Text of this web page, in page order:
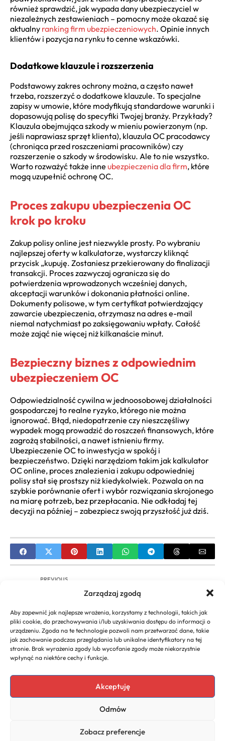
Zarządzaj zgodą
Aby zapewnić jak najlepsze wrażenia, korzystamy z technologii, takich jak
pliki cookie, do przechowywania i/lub uzyskiwania dostępu do informacji o
urządzeniu. Zgoda na te technologie pozwoli nam przetwarzać dane, takie
jak zachowanie podczas przeglądania lub unikalne identyfikatory na tej
stronie. Brak wyrażenia zgody lub wycofanie zgody może niekorzystnie
wpłynąć na niektóre cechy i funkcje.
Akceptuję
Odmów
Zobacz preferencje
również sprawdzić, jak wypada dany ubezpieczyciel w
niezależnych zestawieniach – pomocny może okazać się
aktualny ranking firm ubezpieczeniowych. Opinie innych
klientów i pozycja na rynku to cenne wskazówki.
Dodatkowe klauzule i rozszerzenia
Podstawowy zakres ochrony można, a często nawet
trzeba, rozszerzyć o dodatkowe klauzule. To specjalne
zapisy w umowie, które modyfikują standardowe warunki i
dopasowują polisę do specyfiki Twojej branży. Przykłady?
Klauzula obejmująca szkody w mieniu powierzonym (np.
jeśli naprawiasz sprzęt klienta), klauzula OC pracodawcy
(chroniąca przed roszczeniami pracowników) czy
rozszerzenie o szkody w środowisku. Ale to nie wszystko.
Warto rozważyć także inne ubezpieczenia dla firm, które
mogą uzupełnić ochronę OC.
Proces zakupu ubezpieczenia OC
krok po kroku
Zakup polisy online jest niezwykle prosty. Po wybraniu
najlepszej oferty w kalkulatorze, wystarczy kliknąć
przycisk „kupuję. Zostaniesz przekierowany do finalizacji
transakcji. Proces zazwyczaj ogranicza się do
potwierdzenia wprowadzonych wcześniej danych,
akceptacji warunków i dokonania płatności online.
Dokumenty polisowe, w tym certyfikat potwierdzający
zawarcie ubezpieczenia, otrzymasz na adres e-mail
niemal natychmiast po zaksięgowaniu wpłaty. Całość
może zająć nie więcej niż kilkanaście minut.
Bezpieczny biznes z odpowiednim
ubezpieczeniem OC
Odpowiedzialność cywilna w jednoosobowej działalności
gospodarczej to realne ryzyko, którego nie można
ignorować. Błąd, niedopatrzenie czy nieszczęśliwy
wypadek mogą prowadzić do roszczeń finansowych, które
zagrożą stabilności, a nawet istnieniu firmy.
Ubezpieczenie OC to inwestycja w spokój i
bezpieczeństwo. Dzięki narzędziom takim jak kalkulator
OC online, proces znalezienia i zakupu odpowiedniej
polisy stał się prostszy niż kiedykolwiek. Pozwala on na
szybkie porównanie ofert i wybór rozwiązania skrojonego
na miarę potrzeb, bez przepłacania. Nie odkładaj tej
decyzji na później – zabezpiecz swoją przyszłość już dziś.
PREVIOUS
Siedziba firmy Apart w Suchym Lesie: Adres i
NEXT
Rieker: Co to za firma? Poznaj opinie, historię i
technologię Antistress
Copyright 2026. All rights